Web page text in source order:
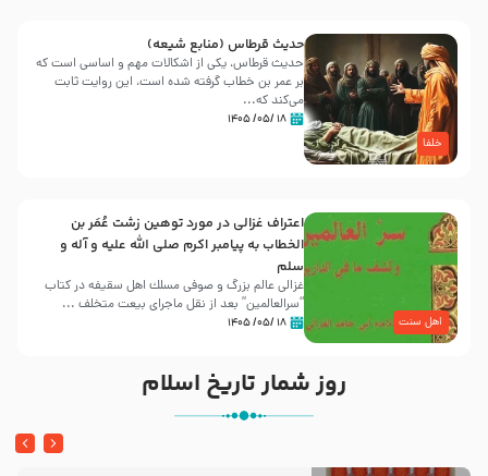
خلفا
حدیث قرطاس (منابع شیعه)
حدیث قرطاس، یکی از اشکالات مهم و اساسی است که
بر عمر بن خطاب گرفته شده است، این روایت ثابت
می‌کند که...
۱۸ /۰۵/ ۱۴۰۵
اهل سنت
اعتراف غزالی در مورد توهین زشت عُمَر بن
الخطاب به پیامبر اکرم صلی الله علیه و آله و
سلم
غزالی عالم بزرگ و صوفی مسلك اهل سقيفه در کتاب
“سرالعالمین” بعد از نقل ماجرای بیعت متخلف ...
۱۸ /۰۵/ ۱۴۰۵
روز شمار تاریخ اسلام